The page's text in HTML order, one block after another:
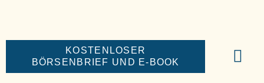
KOSTENLOSER
BÖRSENBRIEF UND E-BOOK